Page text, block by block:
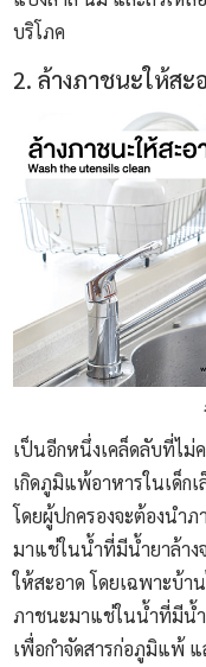
บริโภค
2. ล้างภาชนะให้สะ
เป็นอีกหนึ่งเคล็ดลับที่ไม่
เกิดภูมิแพ้อาหารในเด็ก
โดยผู้ปกครองจะต้องนำ
มาแช่ในน้ำที่มีน้ำยาล้าง
ให้สะอาด โดยเฉพาะบ้า
ภาชนะมาแช่ในน้ำที่มีน้ำ
เพื่อกำจัดสารก่อภูมิแพ้